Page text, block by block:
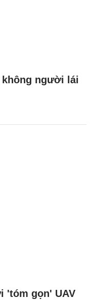
không người lái
'tóm gọn' UAV